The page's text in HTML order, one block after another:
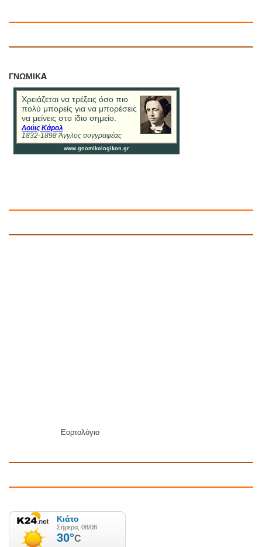
ΓΝΩΜΙΚA
Εορτολόγιο